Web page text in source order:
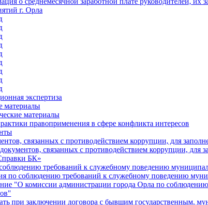
г. Орла
экспертиза
материалы
материалы
правоприменения в сфере конфликта интересов
связанных с противодействием коррупции, для
связанных с противодействием коррупции, для
БК»
требований к служебному поведению
по соблюдению требований к служебному поведению
"О комиссии администрации города Орла по
при заключении договора с бывшим государственным,